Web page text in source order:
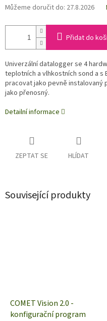
Můžeme doručit do: 27.8.2026
Přidat do
Univerzální datalogger se 4
teplotních a vlhkostních sond a s
pracovat jako pevně
jako přenosný.
Detailní informace
ZEPTAT SE HLÍDAT
Související produkty
COMET Vision 2.0 -
konfigurační program